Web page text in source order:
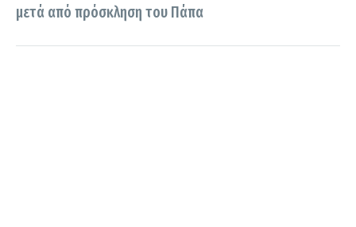
μετά από πρόσκληση του Πάπα